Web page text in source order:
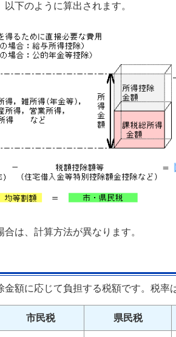
下のように算出されます。
は、計算方法が異なります。
額に応じて負担する税額です。税率
市民税 県民税